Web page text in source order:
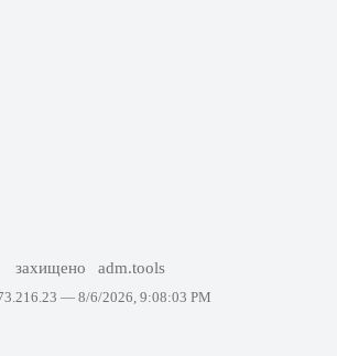
захищено adm.tools
— 8/6/2026, 9:08:03 PM